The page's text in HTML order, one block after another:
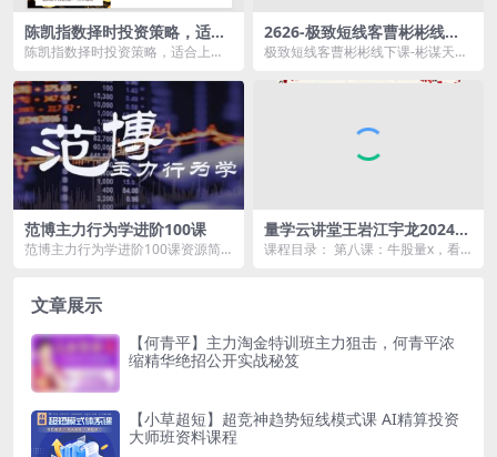
陈凯指数择时投资策略，适合
上班族的投资工具
陈凯指数择时投资策略，适合上班
录：...
2626-极致短线客曹彬彬线下
课-彬谋天下密训营视频+学习
极致短线客曹彬彬线下课-彬谋天下
源简介： &nb...
范博主力行为学进阶100课
范博主力行为学进阶100课资源简
量学云讲堂王岩江宇龙2024年
第53期视频 主课正课系统课
课程目录： 第八课：牛股量x，看
文章展示
【何青平】主力淘金特训班主力狙击，何青平浓
缩精华绝招公开实战秘笈
【小草超短】超竞神趋势短线模式课 AI精算投资
大师班资料课程